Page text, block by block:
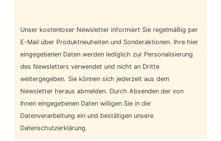
Unser kostenloser Newsletter informiert Sie regelmäßig per
E-Mail über Produktneuheiten und Sonderaktionen. Ihre hier
eingegebenen Daten werden lediglich zur Personalisierung
des Newsletters verwendet und nicht an Dritte
weitergegeben. Sie können sich jederzeit aus dem
Newsletter heraus abmelden. Durch Absenden der von
Ihnen eingegebenen Daten willigen Sie in die
Datenverarbeitung ein und bestätigen unsere
Datenschutzerklärung.